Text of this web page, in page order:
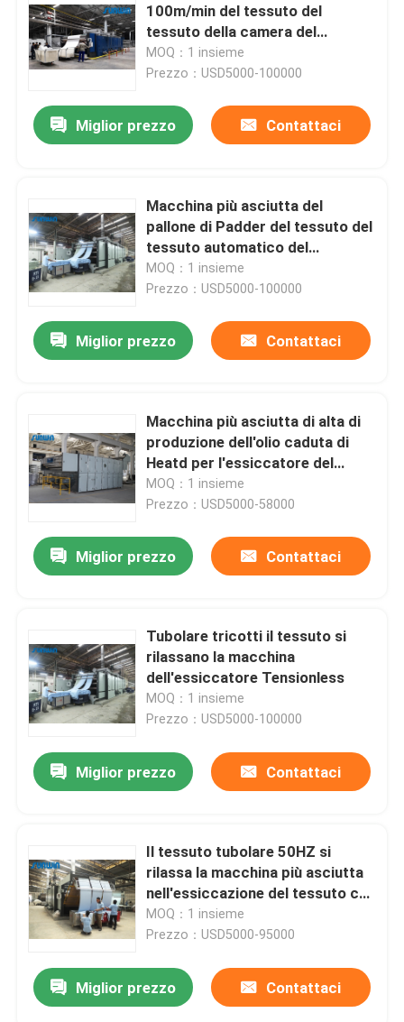
100m/min del tessuto del
tessuto della camera del
passaggio 6
MOQ：1 insieme
Prezzo：USD5000-100000
Miglior prezzo Contattaci
Macchina più asciutta del
pallone di Padder del tessuto del
tessuto automatico del
compattatore per i tessuti
tricottare tubolari
MOQ：1 insieme
Prezzo：USD5000-100000
Miglior prezzo Contattaci
Macchina più asciutta di alta di
produzione dell'olio caduta di
Heatd per l'essiccatore del
tessuto dei tessuti
MOQ：1 insieme
Prezzo：USD5000-58000
Miglior prezzo Contattaci
Tubolare tricotti il tessuto si
rilassano la macchina
dell'essiccatore Tensionless
MOQ：1 insieme
Prezzo：USD5000-100000
Miglior prezzo Contattaci
Il tessuto tubolare 50HZ si
rilassa la macchina più asciutta
nell'essiccazione del tessuto che
finisce 2500mm
MOQ：1 insieme
Prezzo：USD5000-95000
Miglior prezzo Contattaci